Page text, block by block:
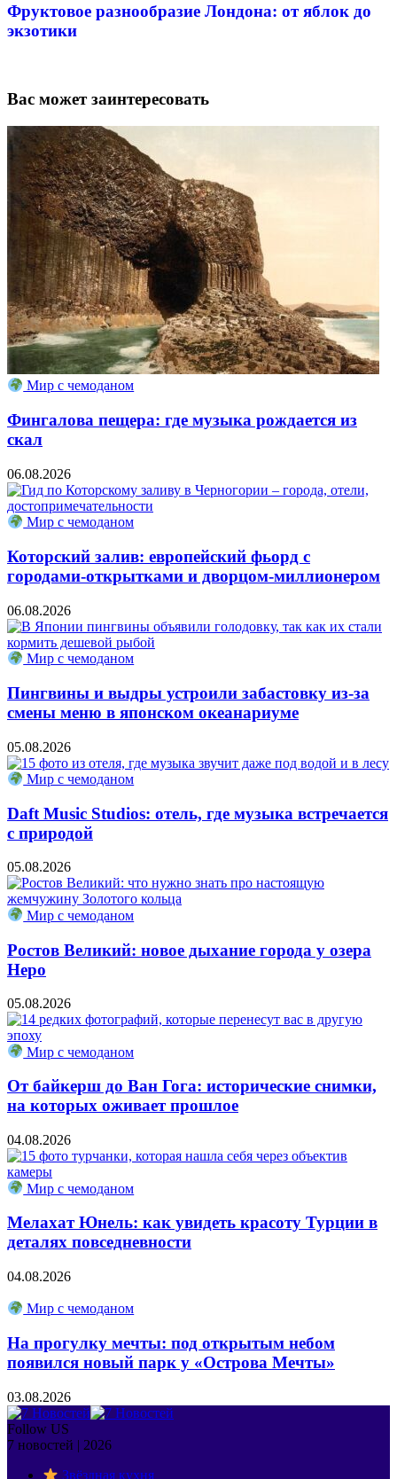
Фруктовое разнообразие Лондона: от яблок до
экзотики
Вас может заинтересовать
Мир с чемоданом
Фингалова пещера: где музыка рождается из
скал
06.08.2026
Мир с чемоданом
Которский залив: европейский фьорд с
городами-открытками и дворцом-миллионером
06.08.2026
Мир с чемоданом
Пингвины и выдры устроили забастовку из-за
смены меню в японском океанариуме
05.08.2026
Мир с чемоданом
Daft Music Studios: отель, где музыка встречается
с природой
05.08.2026
Мир с чемоданом
Ростов Великий: новое дыхание города у озера
Неро
05.08.2026
Мир с чемоданом
От байкерш до Ван Гога: исторические снимки,
на которых оживает прошлое
04.08.2026
Мир с чемоданом
Мелахат Юнель: как увидеть красоту Турции в
деталях повседневности
04.08.2026
Мир с чемоданом
На прогулку мечты: под открытым небом
появился новый парк у «Острова Мечты»
03.08.2026
Follow US
7 новостей | 2026
Звёздная кухня